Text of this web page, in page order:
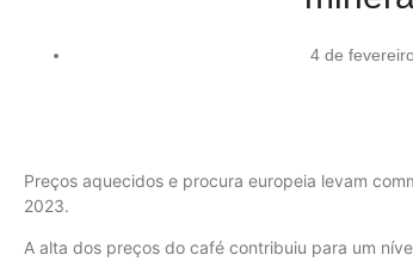
4 de
Preços aquecidos e procura europeia levam
2023.
A alta dos preços do café contribuiu para um